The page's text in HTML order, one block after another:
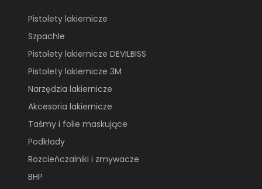
Pistolety lakiernicze
Szpachle
Pistolety lakiernicze DEVILBISS
Pistolety lakiernicze 3M
Narzędzia lakiernicze
Akcesoria lakiernicze
Taśmy i folie maskujące
Podkłady
Rozcieńczalniki i zmywacze
BHP